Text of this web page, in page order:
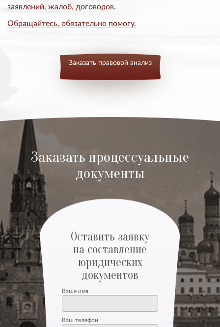
заявлений, жалоб, договоров.
Обращайтесь, обязательно помогу.
Заказать правовой анализ
Заказать процессуальные
документы
Оставить заявку
на составление
юридических
документов
Ваше имя
Ваш телефон